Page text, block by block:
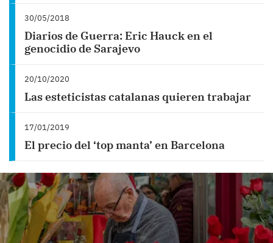
30/05/2018
Diarios de Guerra: Eric Hauck en el
genocidio de Sarajevo
20/10/2020
Las esteticistas catalanas quieren trabajar
17/01/2019
El precio del ‘top manta’ en Barcelona